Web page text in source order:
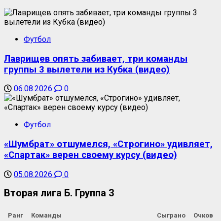
Футбол
Лаврищев опять забивает, три команды
группы 3 вылетели из Кубка (видео)
06.08.2026 0
Футбол
«Шумбрат» отшумелся, «Строгино» удивляет,
«Спартак» верен своему курсу (видео)
05.08.2026 0
Вторая лига Б. Группа 3
Ранг Команды Сыграно Очков